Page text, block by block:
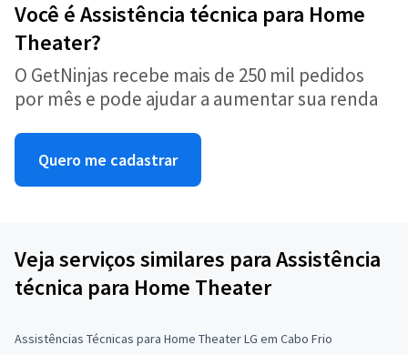
Você é Assistência técnica para Home
Theater?
O GetNinjas recebe mais de 250 mil pedidos
por mês e pode ajudar a aumentar sua renda
Quero me cadastrar
Veja serviços similares para Assistência
técnica para Home Theater
Assistências Técnicas para Home Theater LG em Cabo Frio